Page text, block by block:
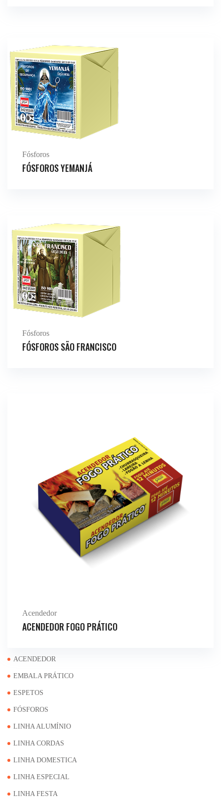
Fósforos
FÓSFOROS YEMANJÁ
Fósforos
FÓSFOROS SÃO FRANCISCO
Acendedor
ACENDEDOR FOGO PRÁTICO
CATEGORIAS
ACENDEDOR
EMBALA PRÁTICO
ESPETOS
FÓSFOROS
LINHA ALUMÍNIO
LINHA CORDAS
LINHA DOMESTICA
LINHA ESPECIAL
LINHA FESTA